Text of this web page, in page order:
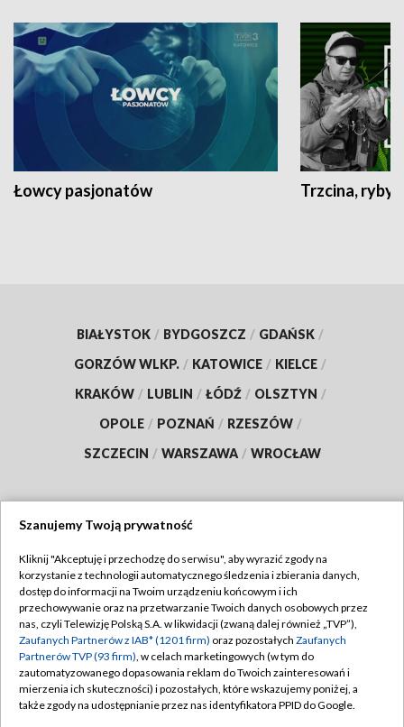
Łowcy pasjonatów Trzcina, ryby
BIAŁYSTOK / BYDGOSZCZ / GDAŃSK /
GORZÓW WLKP. / KATOWICE / KIELCE /
KRAKÓW / LUBLIN / ŁÓDŹ / OLSZTYN /
OPOLE / POZNAŃ / RZESZÓW /
SZCZECIN / WARSZAWA / WROCŁAW
TVP
Abonament TVP
Emisja w TVP
Centrum informacji TVP
Naziemna Telewizja Cyfrowa
Regulamin TVP
Polityka prywatności
Moje zgody
Pomoc
Szanujemy Twoją prywatność
Kliknij "Akceptuję i przechodzę do serwisu", aby wyrazić zgody na
korzystanie z technologii automatycznego śledzenia i zbierania danych,
dostęp do informacji na Twoim urządzeniu końcowym i ich
przechowywanie oraz na przetwarzanie Twoich danych osobowych przez
nas, czyli Telewizję Polską S.A. w likwidacji (zwaną dalej również „TVP”),
Zaufanych Partnerów z IAB* (1201 firm) oraz pozostałych Zaufanych
Partnerów TVP (93 firm), w celach marketingowych (w tym do
zautomatyzowanego dopasowania reklam do Twoich zainteresowań i
mierzenia ich skuteczności) i pozostałych, które wskazujemy poniżej, a
także zgody na udostępnianie przez nas identyfikatora PPID do Google.